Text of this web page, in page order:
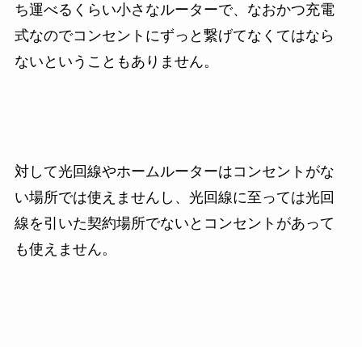
ち運べるくらい小さなルーターで、なおかつ充電
式なのでコンセントにずっと繋げてなくてはなら
ないということもありません。
対して光回線やホームルーターはコンセントがな
い場所では使えませんし、光回線に至っては光回
線を引いた契約場所でないとコンセントがあって
も使えません。